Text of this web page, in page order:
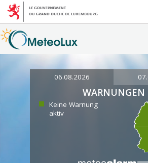
06.08.2026
WARNUNGEN
Keine Warnung
aktiv